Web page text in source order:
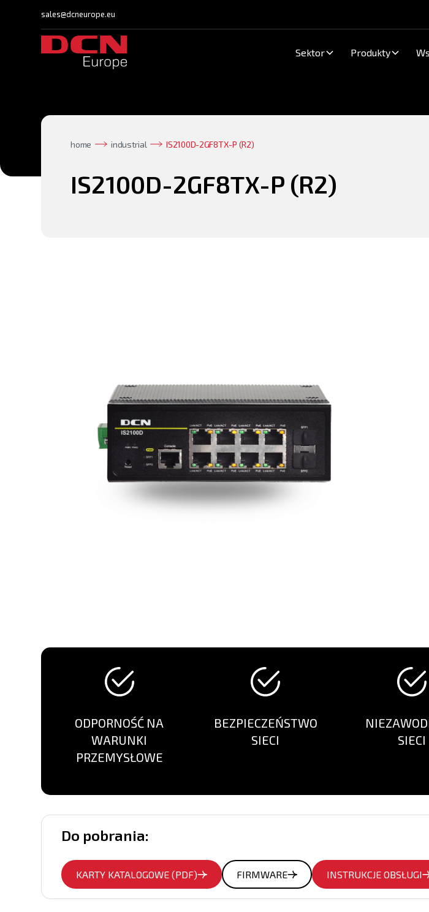
sales@dcneurope.eu
Sektor Produkty
home industrial IS2100D-2GF8TX-P (R2)
IS2100D-2GF8TX-P (R2)
ODPORNOŚĆ NA
WARUNKI
PRZEMYSŁOWE
BEZPIECZEŃSTWO
SIECI
SIECI
Do pobrania:
KARTY KATALOGOWE (PDF) FIRMWARE INSTRUKCJE OBSŁUGI